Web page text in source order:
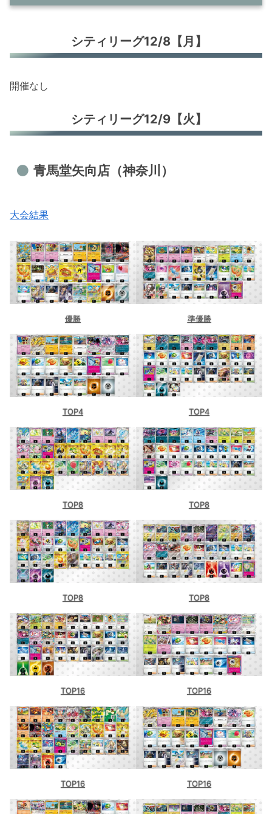
シティリーグ12/9【火】
シティリーグ12/10【水】
ドラゴンスター日本橋2号店（大阪）
ドラゴンスター日本橋3号店（大阪）
Torecacamp大須店（愛知）
秋葉原チェルモ（東京）
シティリーグ12/8【月】
開催なし
シティリーグ12/9【火】
青馬堂矢向店（神奈川）
大会結果
優勝 準優勝
TOP4 TOP4
TOP8 TOP8
TOP8 TOP8
TOP16 TOP16
TOP16 TOP16